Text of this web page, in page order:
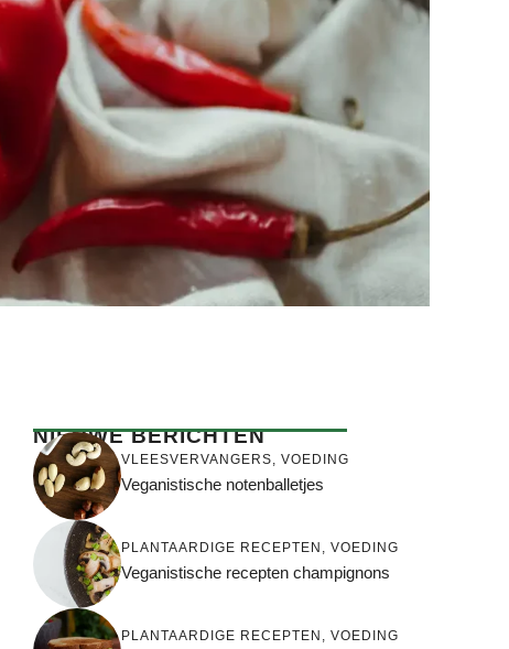
NIEUWE BERICHTEN
VLEESVERVANGERS VOEDING
Veganistische notenballetjes
PLANTAARDIGE RECEPTEN VOEDING
Veganistische recepten champignons
PLANTAARDIGE RECEPTEN VOEDING